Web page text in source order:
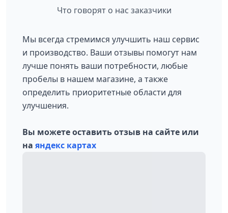
Что говорят о нас заказчики
Мы всегда стремимся улучшить наш сервис
и производство. Ваши отзывы помогут нам
лучше понять ваши потребности, любые
пробелы в нашем магазине, а также
определить приоритетные области для
улучшения.
Вы можете оставить отзыв на сайте или
на яндекс картах